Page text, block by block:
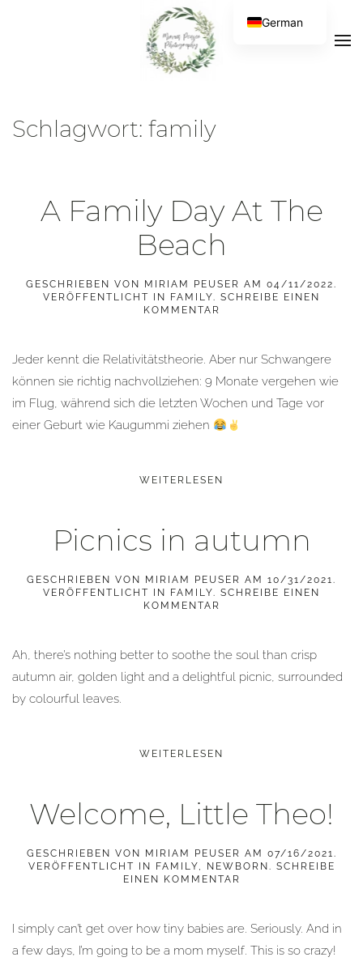
Schlagwort: family
A Family Day At The
Beach
GESCHRIEBEN VON MIRIAM PEUSER AM 04/11/2022.
VERÖFFENTLICHT IN
FAMILY. SCHREIBE EINEN
KOMMENTAR
Jeder kennt die Relativitätstheorie. Aber nur Schwangere
können sie richtig nachvollziehen: 9 Monate vergehen wie
im Flug, während sich die letzten Wochen und Tage vor
einer Geburt wie Kaugummi ziehen
WEITERLESEN
Picnics in autumn
GESCHRIEBEN VON MIRIAM PEUSER AM 10/31/2021.
VERÖFFENTLICHT IN
FAMILY. SCHREIBE EINEN
KOMMENTAR
Ah, there’s nothing better to soothe the soul than crisp
autumn air, golden light and a delightful picnic, surrounded
by colourful leaves.
WEITERLESEN
Welcome, Little Theo!
GESCHRIEBEN VON MIRIAM PEUSER AM 07/16/2021.
VERÖFFENTLICHT IN
FAMILY, NEWBORN . SCHREIBE
EINEN KOMMENTAR
I simply can’t get over how tiny babies are. Seriously. And in
a few days, I’m going to be a mom myself. This is so crazy!
German